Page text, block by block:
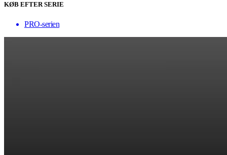
KØB EFTER SERIE
PRO-serien